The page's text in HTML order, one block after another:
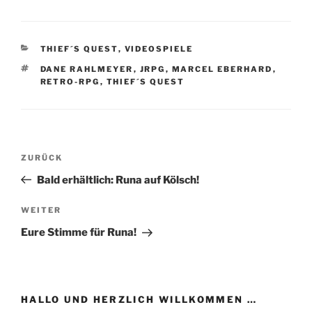
KATEGORIEN
THIEF´S QUEST, VIDEOSPIELE
SCHLAGWÖRTER
DANE RAHLMEYER , JRPG , MARCEL EBERHARD ,
RETRO-RPG , THIEF´S QUEST
Beitragsnavigation
Vorheriger
Beitrag
ZURÜCK
Bald erhältlich: Runa auf Kölsch!
Nächster
Beitrag
WEITER
Eure Stimme für Runa!
HALLO UND HERZLICH WILLKOMMEN …